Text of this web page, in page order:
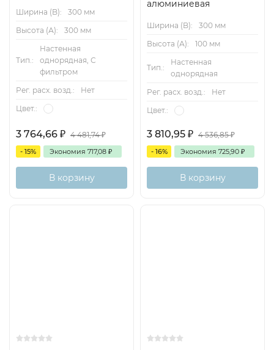
Ширина (B):
300 мм
Высота (А):
300 мм
Тип.:
Настенная
однорядная, С
фильтром
Рег. расх. возд.:
Нет
Цвет.:
3 764,66 ₽ 4 481,74₽
- 15% Экономия 717,08 ₽
В корзину
алюминиевая
Ширина (B):
300 мм
Высота (А):
100 мм
Тип.:
Настенная
однорядная
Рег. расх. возд.:
Нет
Цвет.:
3 810,95 ₽ 4 536,85₽
- 16% Экономия 725,90 ₽
В корзину